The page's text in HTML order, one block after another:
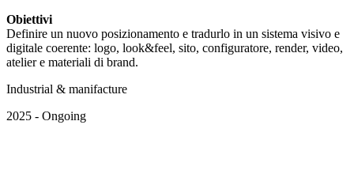
Obiettivi
Definire un nuovo posizionamento e tradurlo in un sistema visivo e
digitale coerente: logo, look&feel, sito, configuratore, render, video,
atelier e materiali di brand.
Industrial & manifacture
2025 - Ongoing